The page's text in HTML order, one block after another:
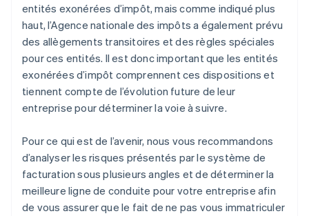
entités exonérées d’impôt, mais comme indiqué plus
haut, l’Agence nationale des impôts a également prévu
des allègements transitoires et des règles spéciales
pour ces entités. Il est donc important que les entités
exonérées d’impôt comprennent ces dispositions et
tiennent compte de l’évolution future de leur
entreprise pour déterminer la voie à suivre.
Pour ce qui est de l’avenir, nous vous recommandons
d’analyser les risques présentés par le système de
facturation sous plusieurs angles et de déterminer la
meilleure ligne de conduite pour votre entreprise afin
de vous assurer que le fait de ne pas vous immatriculer